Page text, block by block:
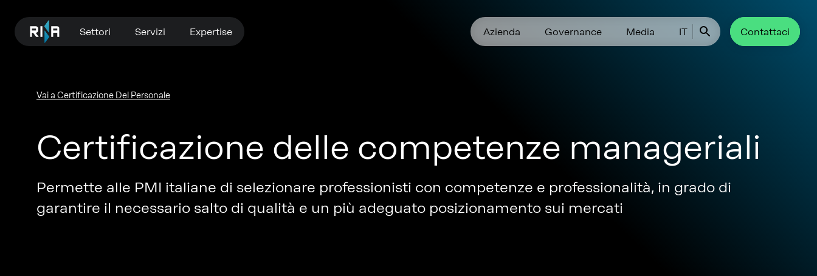
Settori Servizi Expertise Azienda Governance Media IT Contattaci
Vai a Certificazione Del Personale
Certificazione delle competenze manageriali
Permette alle PMI italiane di selezionare professionisti con competenze e professionalità, in grado di
garantire il necessario salto di qualità e un più adeguato posizionamento sui mercati